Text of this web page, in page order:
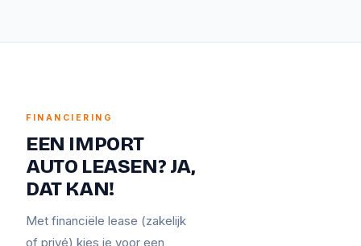
FINANCIERING
EEN IMPORT
AUTO LEASEN? JA,
DAT KAN!
Met financiële lease (zakelijk
of privé) kies je voor een